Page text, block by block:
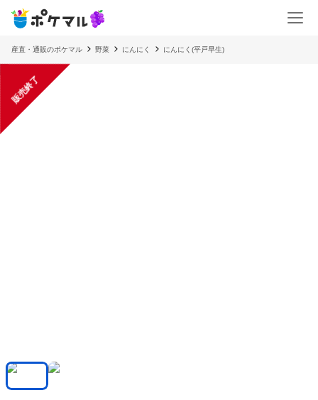
産直・通販のポケマル 野菜 にんにく にんにく(平戸早生)
販売終了